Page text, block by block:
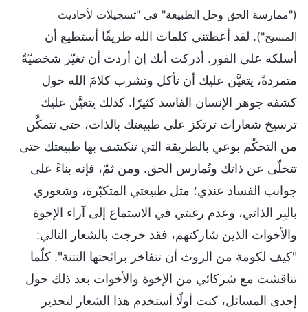
("ممارسة الحق وحل الطبيعة" في "تسجيلات لأحاديث
المسيح"). لقد أعطتني كلمات الله طريقًا أستطيع أن
أسلكه على الفور. أدركت أنك إن أردت أن تغيّر شخصيّةً
متمردةً، يتعيَّن عليك أن تأكل وتشرب كلامَ الله حول
كشفه جوهر الإنسان الفاسد كثيرًا. كذلك يتعيَّن عليك
ترسيخ شعارات ترتكز على طبيعتك بالذات، حتى تتمكَّن
من التحكّم بوعي بالطريقة التي تنكشف بها طبيعتك حتى
تتخلّى عن ذاتك وتُمارس الحق. ومن ثمّ، فإنه بناءً على
جوانب الفساد عندي؛ مثل طبيعتي المتكبّرة، وشعوري
بالبِر الذاتي، وعدم رغبتي في الاستماع إلى آراء الإخوة
والأخوات الذين شاركتهم، فقد خرجت بالشعار التالي:
"كيف لكومة من الروث أن تتفاخر برائحتها النتنة". كلّما
تناقشت مع شركائي من الإخوة والأخوات بعد ذلك حول
إحدى المسائل، كنت أولًا أستخدم هذا الشعار لتحذير